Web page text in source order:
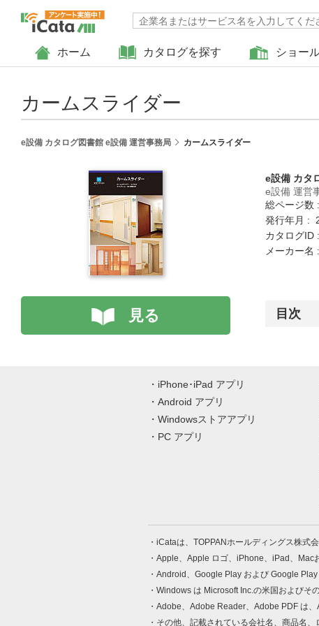
ホーム カタログを探す ショー
カームスライダー
e設備 カタログ図書館 e設備 運営事務局 カームスライダー
見る
e設備 カタ
e設備 運営
総ページ数
発行年月 :
カタログID
メーカー
目次
iPhone･iPad アプリ
Android アプリ
Windowsストアアプリ
PC アプリ
iCataは、TOPPANホールディングス株式会
Apple、Apple ロゴ、iPhone、iPad、Mac
Android、Google Play および Google Play
Windows は Microsoft Inc.の米国およびそ
Adobe、Adobe Reader、Adobe PDF は、
その他、記載されている会社名、商品名、